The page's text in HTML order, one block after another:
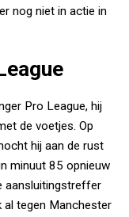
nog niet in actie in
Pro League, hij
de voetjes. Op
hij aan de rust
minuut 85 opnieuw
aansluitingstreffer
tegen Manchester